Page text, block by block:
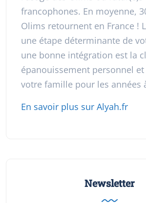
francophones. En moyenne,
Olims retournent en France !
une étape déterminante de
une bonne intégration est la
épanouissement personnel
votre famille pour les années
En savoir plus sur Alyah.fr
Newsletter